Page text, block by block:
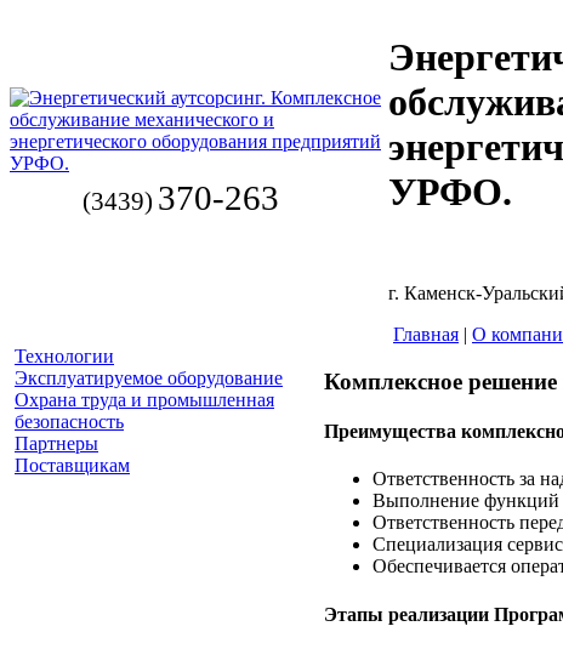
(3439) 370-263
УРФО.
г. Каменск-
Главная | О
Технологии
Эксплуатируемое оборудование
Охрана труда и промышленная
безопасность
Партнеры
Поставщикам
Комплексное решение
Преимущества
Ответственность за
Выполнение функций
Ответственность
Специализация
Обеспечивается
Этапы реализации